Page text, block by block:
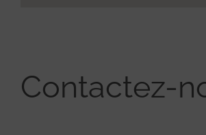
Contactez-